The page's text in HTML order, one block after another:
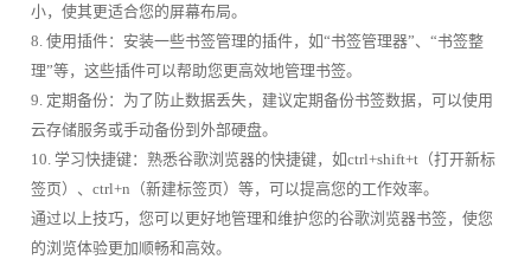
小，使其更适合您的屏幕布局。
8. 使用插件：安装一些书签管理的插件，如“书签管理器”、“书签整
理”等，这些插件可以帮助您更高效地管理书签。
9. 定期备份：为了防止数据丢失，建议定期备份书签数据，可以使用
云存储服务或手动备份到外部硬盘。
10. 学习快捷键：熟悉谷歌浏览器的快捷键，如ctrl+shift+t（打开新标
签页）、ctrl+n（新建标签页）等，可以提高您的工作效率。
通过以上技巧，您可以更好地管理和维护您的谷歌浏览器书签，使您
的浏览体验更加顺畅和高效。